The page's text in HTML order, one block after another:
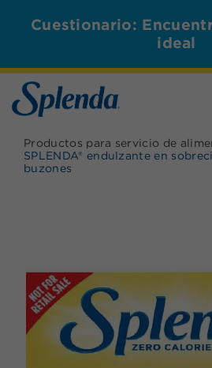
Cuestionario:
ideal
Productos para servicio de
SPLENDA® endulzante en
buzones